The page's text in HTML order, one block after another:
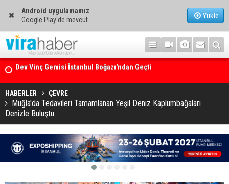
Android uygulamamız
Google Play'de mevcut
Yükle
Ege Denizi’nin En Büyük Mercan Ormanı
HABERLER ÇEVRE
Muğla'da Tedavileri Tamamlanan Yeşil Deniz Kaplumbağaları
Denizle Buluştu